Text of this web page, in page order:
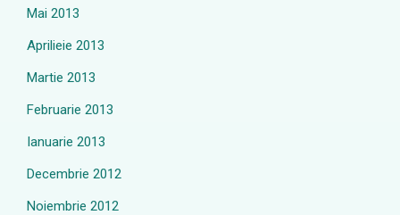
Mai 2013
Aprilieie 2013
Martie 2013
Februarie 2013
Ianuarie 2013
Decembrie 2012
Noiembrie 2012